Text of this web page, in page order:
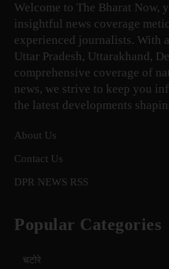
Welcome to The Bharat Now,
insightful news coverage
experienced journalists. With
Uttar Pradesh, Uttarakhand,
comprehensive coverage of
news, we strive to keep you
the latest developments
About Us
Contact Us
DPR NEWS RSS
Popular Categories
चटोरे